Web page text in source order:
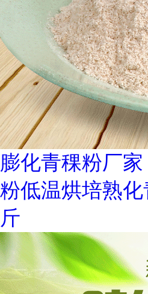
膨化青稞粉厂
粉低温烘培熟
斤